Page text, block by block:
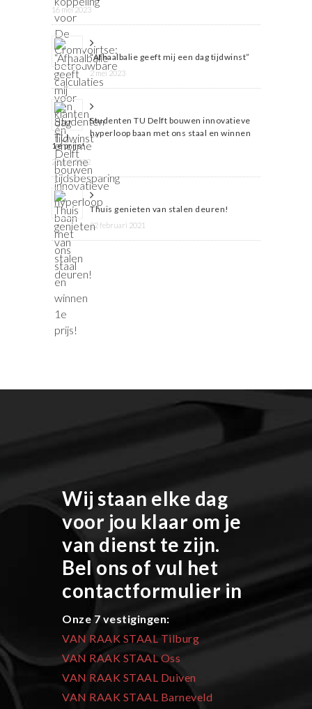
16 mei 2023
“Afhaalbalie geeft mij een dag tijdwinst”
2 mei 2023
Studenten TU Delft bouwen innovatieve
hyperloop baan met ons staal en winnen
1e prijs!
22 juli 2022
Thuis genieten van stalen deuren!
22 februari 2021
Wij staan elke dag
voor jou klaar om je
van dienst te zijn.
Bel ons of vul het
contactformulier in
Onze 7 vestigingen:
VAN RAAK STAAL Tilburg
VAN RAAK STAAL Oss
VAN RAAK STAAL Duiven
VAN RAAK STAAL Barneveld